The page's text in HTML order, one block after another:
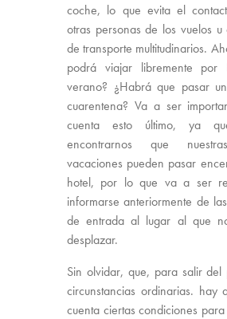
coche, lo que evita el
otras personas de los vuelos u
de transporte multitudinarios.
podrá viajar libremente por
verano? ¿Habrá que pasar
cuarentena? Va a ser
cuenta esto último, ya
encontrarnos que
vacaciones pueden pasar
hotel, por lo que va a ser
informarse anteriormente de
de entrada al lugar al que
desplazar.
Sin olvidar, que, para salir del
circunstancias ordinarias. hay
cuenta ciertas condiciones